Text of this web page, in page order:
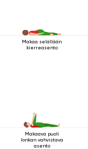
Makaa selällään
kierreasento
Makaava puoli
lonkan vahvistava
asento